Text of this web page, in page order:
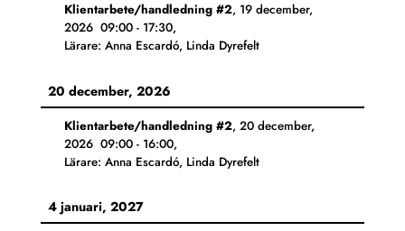
Klientarbete/handledning #2, 19 december,
2026 09:00- 17:30,
Lärare: Anna Escardó, Linda Dyrefelt
20 december, 2026
Klientarbete/handledning #2, 20 december,
2026 09:00- 16:00,
Lärare: Anna Escardó, Linda Dyrefelt
4 januari, 2027